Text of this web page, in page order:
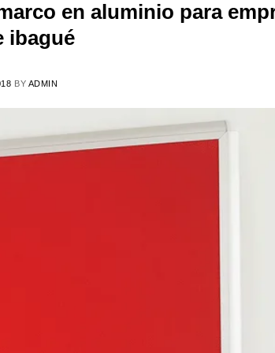
en aluminio para
ibagué
BY ADMIN